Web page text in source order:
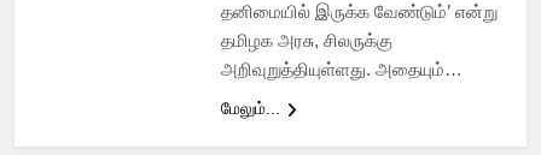
தனிமையில் இருக்க வேண்டும்’ என்று
தமிழக அரசு, சிலருக்கு
அறிவுறுத்தியுள்ளது. அதையும்…
மேலும்...